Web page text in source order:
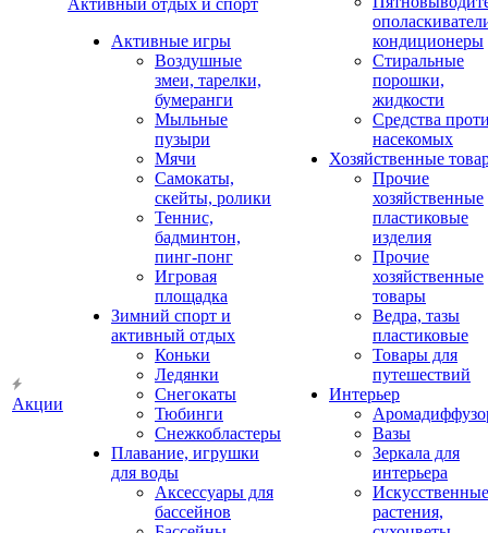
Акции
Активный отдых и спорт
Активные игры
Воздушные
змеи, тарелки,
бумеранги
Мыльные
пузыри
Мячи
Самокаты,
скейты, ролики
Теннис,
бадминтон,
пинг-понг
Игровая
площадка
Зимний спорт и
активный отдых
Коньки
Ледянки
Снегокаты
Тюбинги
Снежкобластеры
Плавание, игрушки
для воды
Аксессуары для
бассейнов
кондиционеры
Стиральные
порошки,
жидкости
Средства
насекомых
Хозяйственные
Прочие
хозяйственные
пластиковые
изделия
Прочие
хозяйственные
товары
Ведра, тазы
пластиковые
Товары для
путешествий
Интерьер
Вазы
Зеркала для
интерьера
Искусственные
растения,